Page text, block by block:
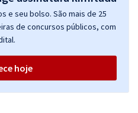
e seu bolso. São mais de 25
de concursos públicos, com
hoje